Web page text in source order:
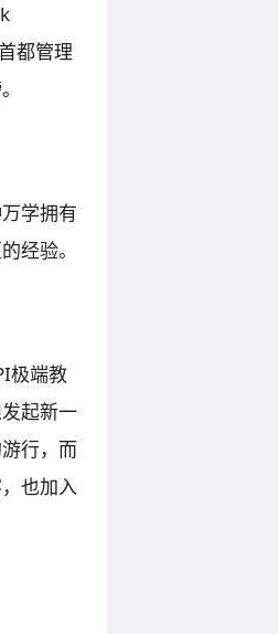
都管理
学拥有
经验。
极端教
起新一
行，而
也加入